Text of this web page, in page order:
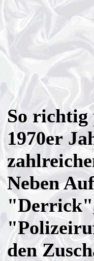
So richtig
1970er
Neben
den